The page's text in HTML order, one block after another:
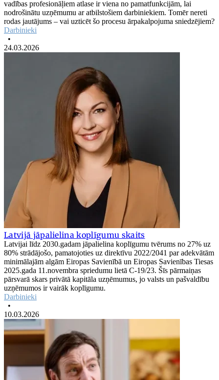
vadības profesionāļiem atlase ir viena no pamatfunkcijām, lai
nodrošinātu uzņēmumu ar atbilstošiem darbiniekiem. Tomēr nereti
rodas jautājums – vai uzticēt šo procesu ārpakalpojuma sniedzējiem?
Darbinieki
•
24.03.2026
Latvijā jāpalielina koplīgumu skaits
Latvijai līdz 2030.gadam jāpalielina koplīgumu tvērums no 27% uz
80% strādājošo, pamatojoties uz direktīvu 2022/2041 par adekvātām
minimālajām algām Eiropas Savienībā un Eiropas Savienības Tiesas
2025.gada 11.novembra spriedumu lietā C-19/23. Šīs pārmaiņas
pārsvarā skars privātā kapitāla uzņēmumus, jo valsts un pašvaldību
uzņēmumos ir vairāk koplīgumu.
Darbinieki
•
10.03.2026